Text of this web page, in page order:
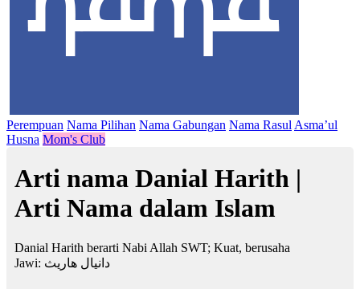
Perempuan Nama Pilihan Nama Gabungan Nama Rasul Asma’ul
Husna Mom's Club
Arti nama Danial Harith |
Arti Nama dalam Islam
Danial Harith berarti Nabi Allah SWT; Kuat, berusaha
Jawi: دانيال هاريث